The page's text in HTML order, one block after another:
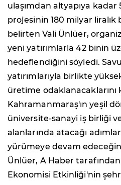
ulaşımdan altyapıya kadar
projesinin 180 milyar
belirten Vali Ünlüer,
yeni yatırımlarla 42 binin
hedeflendiğini söyledi.
yatırımlarıyla birlikte
üretime odaklanacaklarını
Kahramanmaraş'ın yeşil
üniversite-sanayi iş birliği
alanlarında atacağı
yürümeye devam
Ünlüer, A Haber
Ekonomisi Etkinliği'nin